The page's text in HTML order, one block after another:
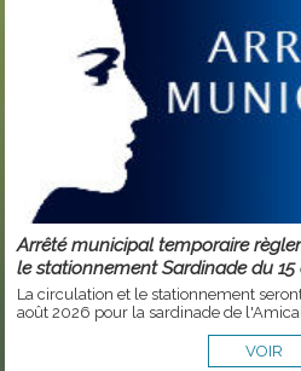
Arrêté municipal temporaire
le stationnement Sardinade du
La circulation et le stationnement
août 2026 pour la sardinade de
VOIR